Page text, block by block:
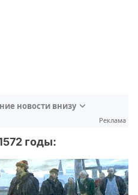
новости внизу
Реклама
годы: